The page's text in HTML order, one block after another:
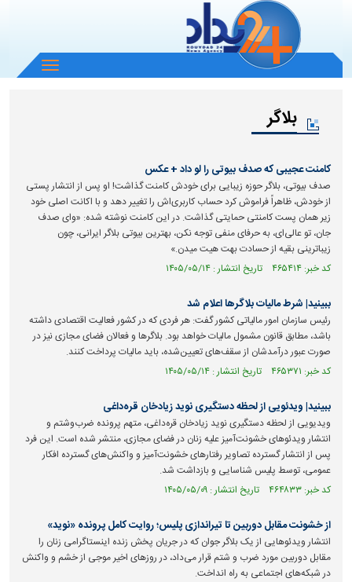
باز
و
بلاگر
کامنت عجیبی که صدف بیوتی را لو داد + عکس
صدف بیوتی، بلاگر حوزه زیبایی برای خودش کامنت گذاشت! او پس از انتشار پستی
از خودش، ظاهراً فراموش کرد حساب کاربری‌اش را تغییر دهد و با اکانت اصلی خود
زیر همان پست کامنتی حمایتی گذاشت. در این کامنت نوشته شده: «وای صدف
جان، تو عالی‌ای، به حرفای منفی توجه نکن، بهترین بیوتی بلاگر ایرانی، چون
زیباترینی بقیه از حسادت بهت هیت میدن.»
کد خبر: ۴۶۵۴۱۴ تاریخ انتشار : ۱۴۰۵/۰۵/۱۴
ببینید| شرط مالیات بلاگر‌ها اعلام شد
رئیس سازمان امور مالیاتی کشور گفت: هر فردی که در کشور فعالیت اقتصادی داشته
باشد، مطابق قانون مشمول مالیات خواهد بود. بلاگر‌ها و فعالان فضای مجازی نیز در
صورت عبور درآمدشان از سقف‌های تعیین‌شده، باید مالیات پرداخت کنند.
کد خبر: ۴۶۵۳۷۱ تاریخ انتشار : ۱۴۰۵/۰۵/۱۴
ببینید| ویدئویی از لحظه دستگیری نوید زیادخان قره‌داغی
ویدیویی از لحظه دستگیری نوید زیادخان قره‌داغی، متهم پرونده ضرب‌وشتم و
انتشار ویدئو‌های خشونت‌آمیز علیه زنان در فضای مجازی، منتشر شده است. این فرد
پس از انتشار گسترده تصاویر رفتار‌های خشونت‌آمیز و واکنش‌های گسترده افکار
عمومی، توسط پلیس شناسایی و بازداشت شد.
کد خبر: ۴۶۴۸۳۳ تاریخ انتشار : ۱۴۰۵/۰۵/۰۹
از خشونت مقابل دوربین تا تیراندازی پلیس؛ روایت کامل پرونده «نوید»
انتشار ویدئوهایی از یک بلاگر جوان که در جریان پخش زنده اینستاگرامی زنان را
مقابل دوربین مورد ضرب و شتم قرار می‌داد، در روزهای اخیر موجی از خشم و واکنش
در شبکه‌های اجتماعی به راه انداخت.